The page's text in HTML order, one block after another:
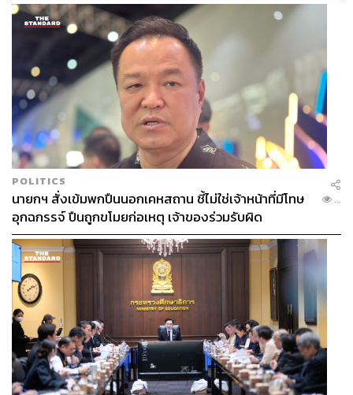
POLITICS
นายกฯ สั่งเข้มพกปืนนอกเคหสถาน ชี้ไม่ใช่เจ้าหน้าที่มีโทษ
อุกฉกรรจ์ ปืนถูกขโมยก่อเหตุ เจ้าของร่วมรับผิด
...